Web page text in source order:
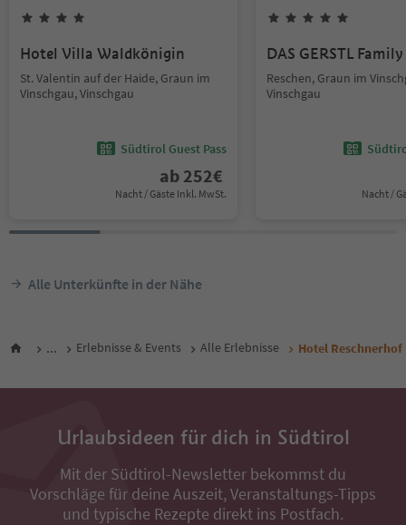
Hotel Villa Waldkönigin
St. Valentin auf der Haide, Graun im
Vinschgau, Vinschgau
Südtirol Guest Pass
ab 252€
Nacht / Gäste Inkl. MwSt.
DAS GERSTL
Reschen, Graun im
Vinschgau
Nacht /
Alle Unterkünfte in der Nähe
... Erlebnisse & Events Alle Erlebnisse Hotel Reschnerhof
Urlaubsideen für dich in Südtirol
Mit der Südtirol-Newsletter bekommst du
Vorschläge für deine Auszeit, Veranstaltungs-Tipps
und typische Rezepte direkt ins Postfach.